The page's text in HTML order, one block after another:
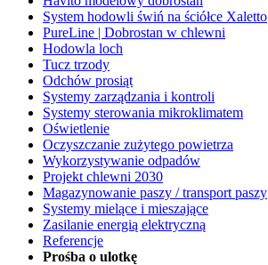
System hodowli świń na ściółce Xaletto
PureLine | Dobrostan w chlewni
Hodowla loch
Tucz trzody
Odchów prosiąt
Systemy zarządzania i kontroli
Systemy sterowania mikroklimatem
Oświetlenie
Oczyszczanie zużytego powietrza
Wykorzystywanie odpadów
Projekt chlewni 2030
Magazynowanie paszy / transport paszy
Systemy mielące i mieszające
Zasilanie energią elektryczną
Referencje
Prośba o ulotkę